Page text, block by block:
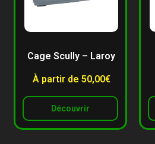
Cage Scully – Laroy
À partir de 50,00€
Découvrir